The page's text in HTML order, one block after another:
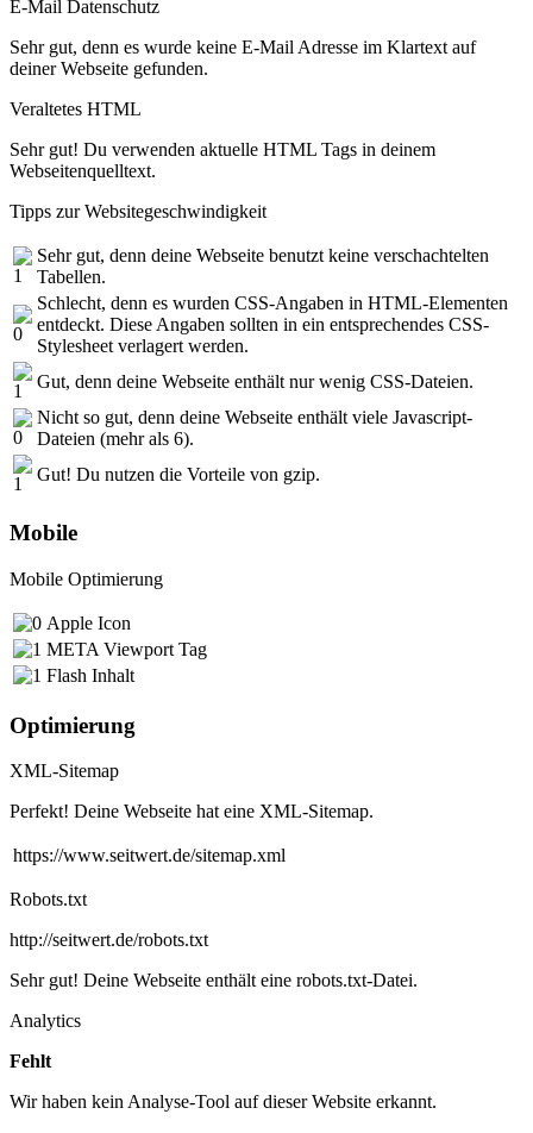
E-Mail Datenschutz
Sehr gut, denn es wurde keine E-Mail Adresse im Klartext auf
deiner Webseite gefunden.
Veraltetes HTML
Sehr gut! Du verwenden aktuelle HTML Tags in deinem
Webseitenquelltext.
Tipps zur Websitegeschwindigkeit
Sehr gut, denn deine Webseite benutzt keine verschachtelten
Tabellen.
Schlecht, denn es wurden CSS-Angaben in HTML-Elementen
entdeckt. Diese Angaben sollten in ein entsprechendes CSS-
Stylesheet verlagert werden.
Gut, denn deine Webseite enthält nur wenig CSS-Dateien.
Nicht so gut, denn deine Webseite enthält viele Javascript-
Dateien (mehr als 6).
Gut! Du nutzen die Vorteile von gzip.
Mobile
Mobile Optimierung
Apple Icon
META Viewport Tag
Flash Inhalt
Optimierung
XML-Sitemap
Perfekt! Deine Webseite hat eine XML-Sitemap.
https://www.seitwert.de/sitemap.xml
Robots.txt
http://seitwert.de/robots.txt
Sehr gut! Deine Webseite enthält eine robots.txt-Datei.
Analytics
Fehlt
Wir haben kein Analyse-Tool auf dieser Website erkannt.